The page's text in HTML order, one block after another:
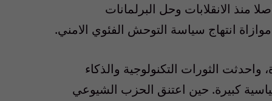
منذ الانقلابات وحل البرلمانات
انتهاج سياسة التوحش الفئوي الامني.
واحدثت الثورات التكنولوجية والذكاء
كبيرة. حين اعتنق الحزب الشيوعي